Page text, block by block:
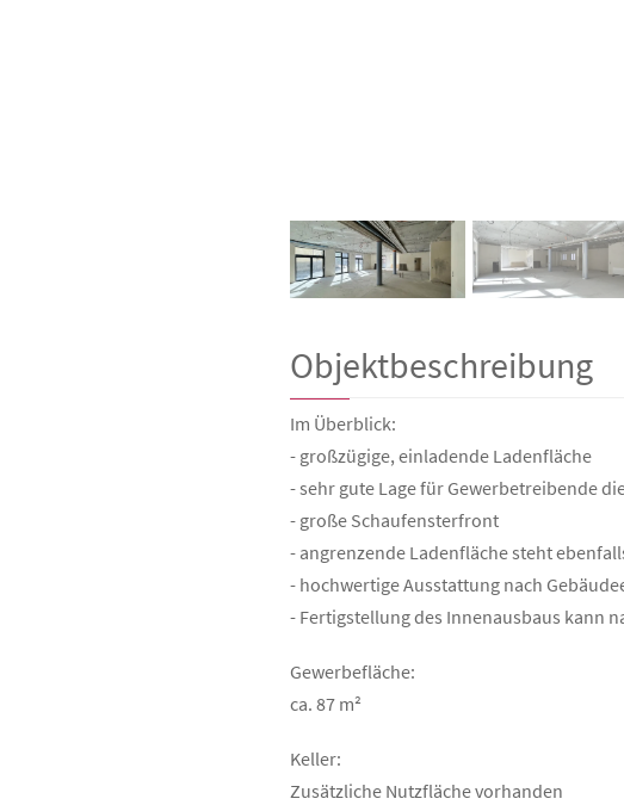
Objektbeschreibung
Im Überblick:
- großzügige, einladende Ladenfläche
- sehr gute Lage für Gewerbetreibende
- große Schaufensterfront
- angrenzende Ladenfläche steht
- hochwertige Ausstattung nach
- Fertigstellung des Innenausbaus kann
Gewerbefläche:
ca. 87 m²
Keller:
Zusätzliche Nutzfläche vorhanden